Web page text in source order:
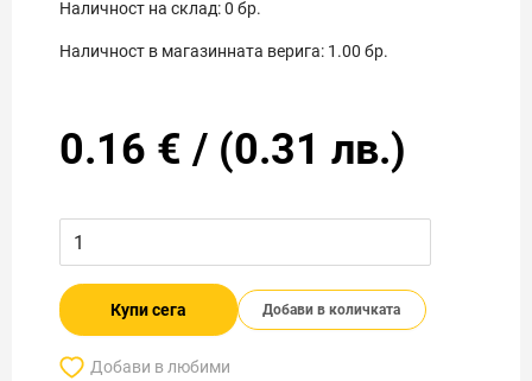
Наличност на склад:0 бр.
Наличност в магазинната верига: 1.00 бр.
0.16 € / (0.31 лв.)
Купи сега Добави в количката
Добави в любими